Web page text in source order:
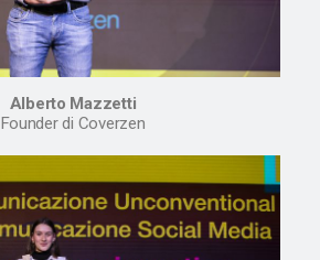
Alberto Mazzetti
Founder di Coverzen